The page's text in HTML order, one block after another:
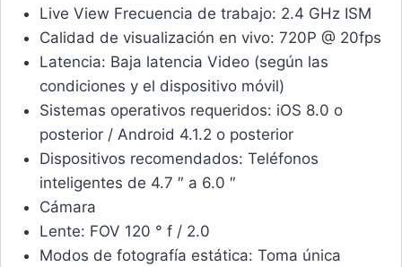
Live View Frecuencia de trabajo: 2.4 GHz ISM
Calidad de visualización en vivo: 720P @ 20fps
Latencia: Baja latencia Video (según las
condiciones y el dispositivo móvil)
Sistemas operativos requeridos: iOS 8.0 o
posterior / Android 4.1.2 o posterior
Dispositivos recomendados: Teléfonos
inteligentes de 4.7 ″ a 6.0 ″
Cámara
Lente: FOV 120 ° f / 2.0
Modos de fotografía estática: Toma única